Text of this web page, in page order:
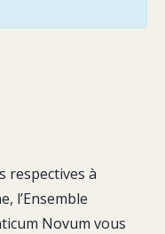
respectives à
l’Ensemble
Novum vous